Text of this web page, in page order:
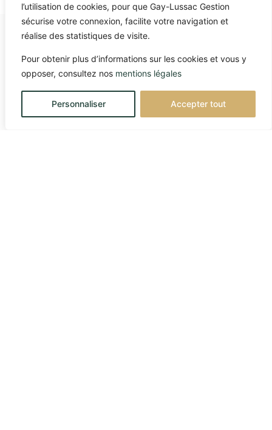
l’utilisation de cookies, pour que Gay-Lussac Gestion
sécurise votre connexion, facilite votre navigation et
réalise des statistiques de visite.
Pour obtenir plus d’informations sur les cookies et vous y
opposer, consultez nos mentions légales
Personnaliser Accepter tout